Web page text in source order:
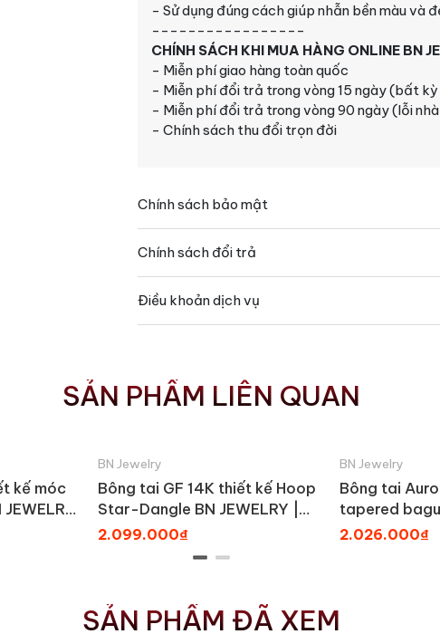
- Sử dụng đúng cách giúp nhẫn bền màu và
-----------------
CHÍNH SÁCH KHI MUA HÀNG ONLINEBN
- Miễn phí giao hàng toàn quốc
- Miễn phí đổi trả trong vòng 15 ngày (bất
- Miễn phí đổi trả trong vòng 90 ngày (lỗi
- Chính sách thu đổi trọn đời
Chính sách bảo mật
Chính sách đổi trả
Điều khoản dịch vụ
SẢN PHẨM LIÊN QUAN
kế móc
BN Jewelry
Bông tai GF 14K thiết kế Hoop
Star-Dangle BN JEWELRY |
BDY2378_E
2.099.000₫
BN Jewelry
Bông tai
tapered
BN JEWELRY
2.026.000₫
SẢN PHẨM ĐÃ XEM